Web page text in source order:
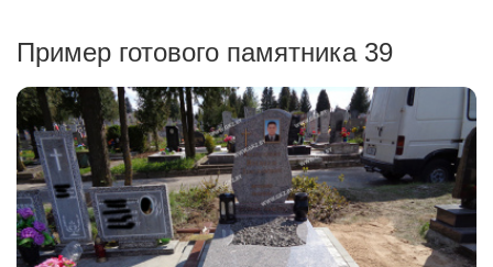
Пример готового памятника 39